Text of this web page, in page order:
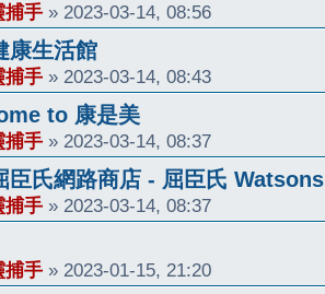
捕手 » 2023-03-14, 08:56
康生活館
捕手 » 2023-03-14, 08:43
to 康是美
捕手 » 2023-03-14, 08:37
臣氏網路商店 - 屈臣氏 Watsons
捕手 » 2023-03-14, 08:37
捕手 » 2023-01-15, 21:20